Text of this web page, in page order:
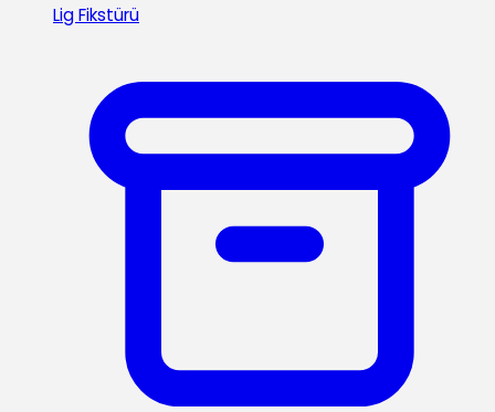
Lig Fikstürü